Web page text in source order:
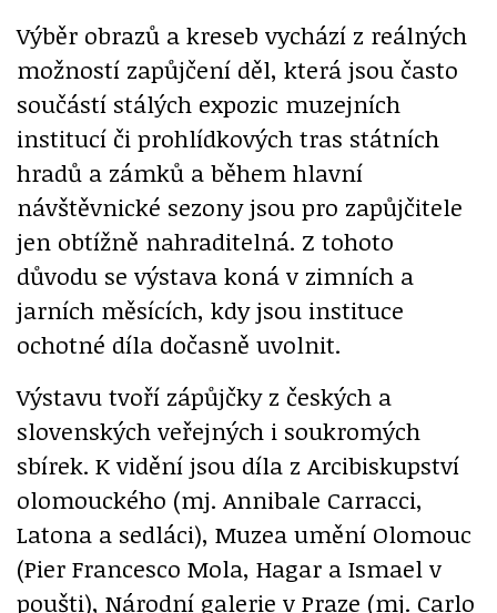
Výběr obrazů a kreseb vychází z reálných
možností zapůjčení děl, která jsou často
součástí stálých expozic muzejních
institucí či prohlídkových tras státních
hradů a zámků a během hlavní
návštěvnické sezony jsou pro zapůjčitele
jen obtížně nahraditelná. Z tohoto
důvodu se výstava koná v zimních a
jarních měsících, kdy jsou instituce
ochotné díla dočasně uvolnit.
Výstavu tvoří zápůjčky z českých a
slovenských veřejných i soukromých
sbírek. K vidění jsou díla z Arcibiskupství
olomouckého (mj. Annibale Carracci,
Latona a sedláci), Muzea umění Olomouc
(Pier Francesco Mola, Hagar a Ismael v
poušti), Národní galerie v Praze (mj. Carlo